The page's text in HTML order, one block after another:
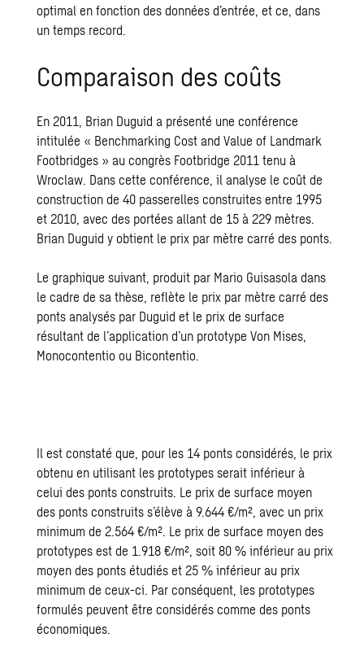
optimal en fonction des données d’entrée, et ce, dans
un temps record.
Comparaison des coûts
En 2011, Brian Duguid a présenté une conférence
intitulée « Benchmarking Cost and Value of Landmark
Footbridges » au congrès Footbridge 2011 tenu à
Wroclaw. Dans cette conférence, il analyse le coût de
construction de 40 passerelles construites entre 1995
et 2010, avec des portées allant de 15 à 229 mètres.
Brian Duguid y obtient le prix par mètre carré des ponts.
Le graphique suivant, produit par Mario Guisasola dans
le cadre de sa thèse, reflète le prix par mètre carré des
ponts analysés par Duguid et le prix de surface
résultant de l’application d’un prototype Von Mises,
Monocontentio ou Bicontentio.
Il est constaté que, pour les 14 ponts considérés, le prix
obtenu en utilisant les prototypes serait inférieur à
celui des ponts construits. Le prix de surface moyen
des ponts construits s’élève à 9.644 €/m², avec un prix
minimum de 2.564 €/m². Le prix de surface moyen des
prototypes est de 1.918 €/m², soit 80 % inférieur au prix
moyen des ponts étudiés et 25 % inférieur au prix
minimum de ceux-ci. Par conséquent, les prototypes
formulés peuvent être considérés comme des ponts
économiques.